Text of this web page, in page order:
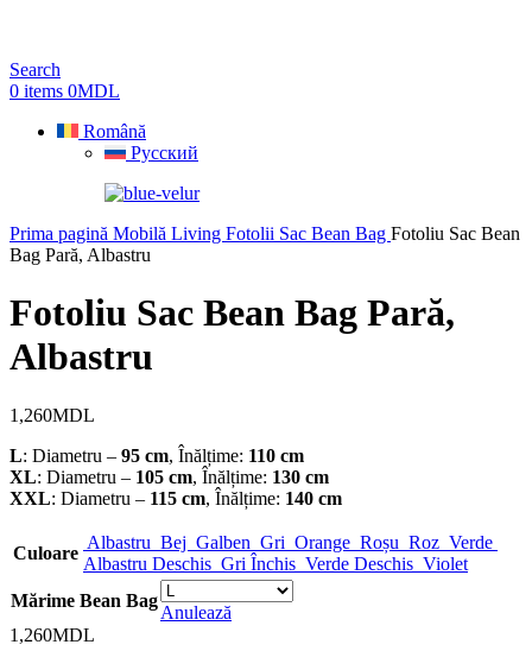
Search
0 items 0MDL
Română
Русский
Prima pagină Mobilă Living Fotolii Sac Bean Bag Fotoliu Sac Bean
Bag Pară, Albastru
Fotoliu Sac Bean Bag Pară,
Albastru
1,260MDL
L: Diametru – 95 cm, Înălțime: 110 cm
XL: Diametru – 105 cm, Înălțime: 130 cm
XXL: Diametru – 115 cm, Înălțime: 140 cm
Culoare
Albastru Bej Galben Gri Orange Roșu Roz Verde
Albastru Deschis Gri Închis Verde Deschis Violet
Mărime Bean Bag
Anulează
1,260MDL